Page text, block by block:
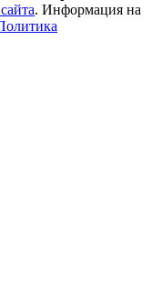
. Информация на